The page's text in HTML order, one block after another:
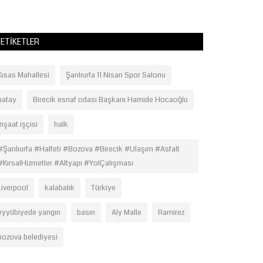
ETIKETLER
Mahallesi Şanlıurfa 11 Nisan Spor Salonu
Birecik esnaf odası Başkanı Hamide Hocaoğlu
işçisi halk
#Halfeti #Bozova #Birecik #Ulaşım #Asfalt
#Altyapı #YolÇalışması
kalabalık Türkiye
yangın basın Aly Malle Ramirez
belediyesi